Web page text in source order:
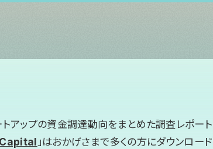
アップの資金調達動向をまとめた調査レポート
」はおかげさまで多くの方にダウンロー